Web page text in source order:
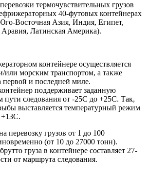
термочувствительных грузов
40-футовых контейнерах
Восточная Азия, Индия, Египет,
Аравия, Латинская Америка).
контейнере осуществляется
морским транспортом, а также
первой и последней миле.
поддерживает заданную
пути следования от -25С до +25С. Так,
выставляется температурный режим
+13С.
перевозку грузов от 1 до 100
(от 10 до 27000 тонн).
груза в контейнере составляет 27-
от маршрута следования.